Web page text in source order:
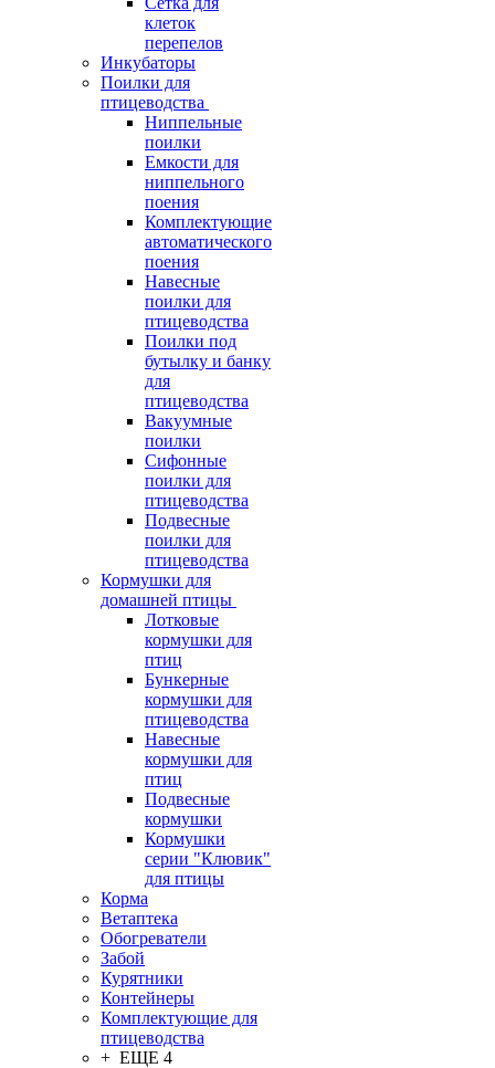
клеток
перепелов
Инкубаторы
Поилки для
птицеводства
Ниппельные
поилки
Емкости для
ниппельного
поения
Комплектующие
автоматического
поения
Навесные
поилки для
птицеводства
Поилки под
бутылку и банку
для
птицеводства
Вакуумные
поилки
Сифонные
поилки для
птицеводства
Подвесные
поилки для
птицеводства
Кормушки для
домашней птицы
Лотковые
кормушки для
птиц
Бункерные
кормушки для
птицеводства
Навесные
кормушки для
птиц
Подвесные
кормушки
Кормушки
серии "Клювик"
для птицы
Корма
Ветаптека
Обогреватели
Забой
Курятники
Контейнеры
Комплектующие для
птицеводства
+ ЕЩЕ 4